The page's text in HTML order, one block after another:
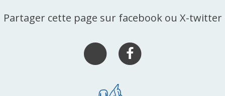
Partager cette page sur facebook ou X-twitter